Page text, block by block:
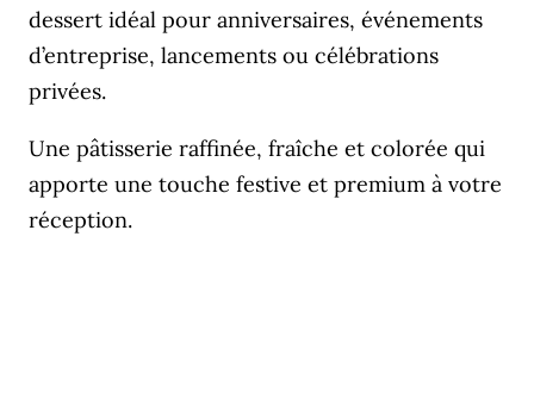
dessert idéal pour anniversaires, événements
d’entreprise, lancements ou célébrations
privées.
Une pâtisserie raffinée, fraîche et colorée qui
apporte une touche festive et premium à votre
réception.